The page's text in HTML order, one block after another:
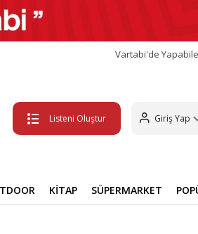
Vartabi'de
Listeni Oluştur Giriş Yap
KİTAP SÜPERMARKET